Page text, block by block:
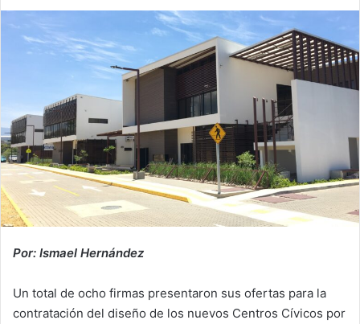
Por: Ismael Hernández
Un total de ocho firmas presentaron sus ofertas para la
contratación del diseño de los nuevos Centros Cívicos por